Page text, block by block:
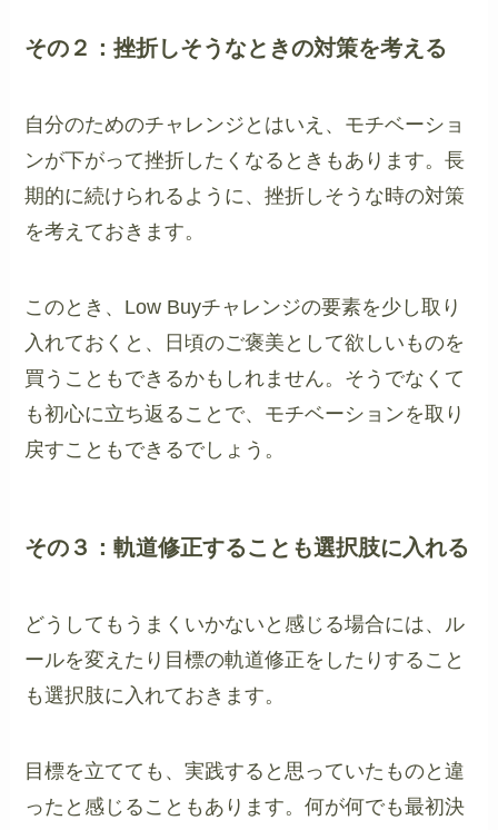
その２：挫折しそうなときの対策を考える
自分のためのチャレンジとはいえ、モチベーショ
ンが下がって挫折したくなるときもあります。長
期的に続けられるように、挫折しそうな時の対策
を考えておきます。
このとき、Low Buyチャレンジの要素を少し取り
入れておくと、日頃のご褒美として欲しいものを
買うこともできるかもしれません。そうでなくて
も初心に立ち返ることで、モチベーションを取り
戻すこともできるでしょう。
その３：軌道修正することも選択肢に入れる
どうしてもうまくいかないと感じる場合には、ル
ールを変えたり目標の軌道修正をしたりすること
も選択肢に入れておきます。
目標を立てても、実践すると思っていたものと違
ったと感じることもあります。何が何でも最初決